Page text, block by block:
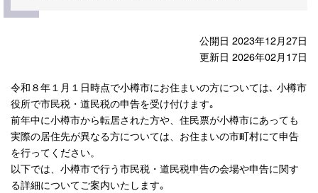
公開日 2023年12月27日
更新日 2026年02月17日
令和８年１月１日時点で小樽市にお住まいの方については､ 小樽市
役所で市民税・道民税の申告を受け付けます｡
前年中に小樽市から転居された方や、住民票が小樽市にあっても
実際の居住先が異なる方については、お住まいの市町村にて申告
を行ってください。
以下では、小樽市で行う市民税・道民税申告の会場や申告に関す
る詳細についてご案内いたします｡